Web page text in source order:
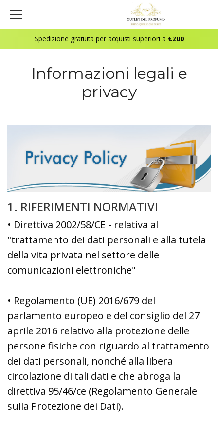
Spedizione gratuita per acquisti superiori a €200
Informazioni legali e
privacy
1. RIFERIMENTI NORMATIVI
• Direttiva 2002/58/CE - relativa al
"trattamento dei dati personali e alla tutela
della vita privata nel settore delle
comunicazioni elettroniche"
• Regolamento (UE) 2016/679 del
parlamento europeo e del consiglio del 27
aprile 2016 relativo alla protezione delle
persone fisiche con riguardo al trattamento
dei dati personali, nonché alla libera
circolazione di tali dati e che abroga la
direttiva 95/46/ce (Regolamento Generale
sulla Protezione dei Dati).